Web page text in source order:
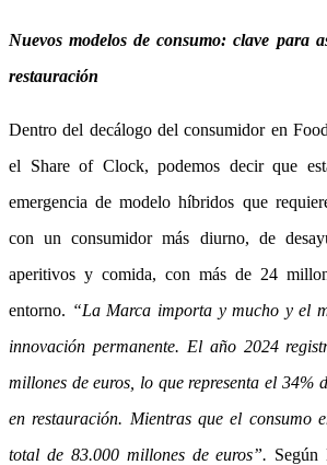
Nuevos modelos de consumo: clave para
restauración
Dentro del decálogo del consumidor en
el Share of Clock, podemos decir que
emergencia de modelo híbridos que
con un consumidor más diurno, de
aperitivos y comida, con más de 24
entorno. “La Marca importa y mucho y el
innovación permanente. El año 2024
millones de euros, lo que representa el 34%
en restauración. Mientras que el consumo
total de 83.000 millones de euros”.